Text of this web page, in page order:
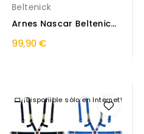
Beltenick
Arnes Nascar Beltenick
99,90 €
¡Disponible sólo en Internet!